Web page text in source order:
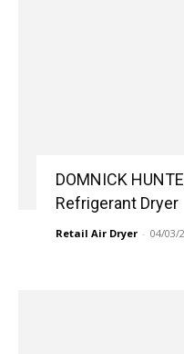
DOMNICK
Refrigerant Dryer
Retail Air Dryer - 04/03/